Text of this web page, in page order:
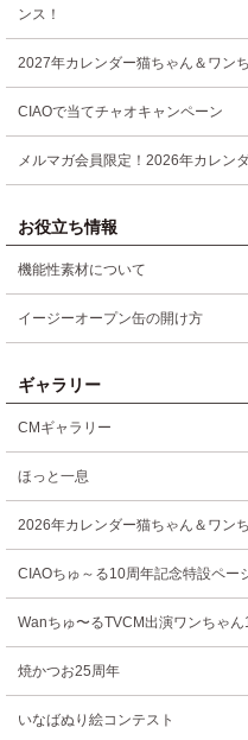
ンス！
2027年カレンダー猫ちゃん＆ワン
CIAOで当てチャオキャンペーン
メルマガ会員限定！2026年カレン
お役立ち情報
機能性素材について
イージーオープン缶の開け方
ギャラリー
CMギャラリー
ほっと一息
2026年カレンダー猫ちゃん＆ワン
CIAOちゅ～る10周年記念特設ペー
Wanちゅ〜るTVCM出演ワンちゃん
焼かつお25周年
いなばぬり絵コンテスト